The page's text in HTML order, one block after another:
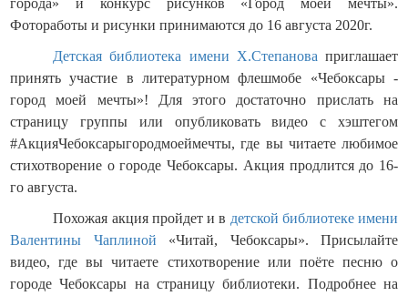
города» и конкурс рисунков «Город моей мечты».
Фотоработы и рисунки принимаются до 16 августа 2020г.
Детская библиотека имени Х.Степанова приглашает
принять участие в литературном флешмобе «Чебоксары -
город моей мечты»! Для этого достаточно прислать на
страницу группы или опубликовать видео с хэштегом
#АкцияЧебоксарыгородмоеймечты, где вы читаете любимое
стихотворение о городе Чебоксары. Акция продлится до 16-
го августа.
Похожая акция пройдет и в детской библиотеке имени
Валентины Чаплиной «Читай, Чебоксары». Присылайте
видео, где вы читаете стихотворение или поёте песню о
городе Чебоксары на страницу библиотеки. Подробнее на